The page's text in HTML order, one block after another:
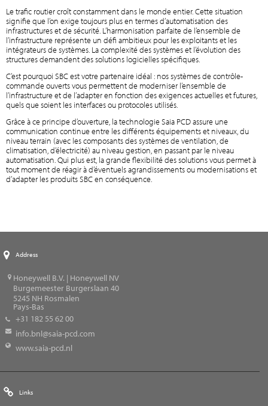
Le trafic routier croît constamment dans le monde entier. Cette situation
signifie que l’on exige toujours plus en termes d’automatisation des
infrastructures et de sécurité. L’harmonisation parfaite de l’ensemble de
l’infrastructure représente un défi ambitieux pour les exploitants et les
intégrateurs de systèmes. La complexité des systèmes et l’évolution des
structures demandent des solutions logicielles spécifiques.
C’est pourquoi SBC est votre partenaire idéal : nos systèmes de contrôle-
commande ouverts vous permettent de moderniser l’ensemble de
l’infrastructure et de l’adapter en fonction des exigences actuelles et futures,
quels que soient les interfaces ou protocoles utilisés.
Grâce à ce principe d’ouverture, la technologie Saia PCD assure une
communication continue entre les différents équipements et niveaux, du
niveau terrain (avec les composants des systèmes de ventilation, de
climatisation, d’électricité) au niveau gestion, en passant par le niveau
automatisation. Qui plus est, la grande flexibilité des solutions vous permet à
tout moment de réagir à d’éventuels agrandissements ou modernisations et
d’adapter les produits SBC en conséquence.
Address
Honeywell B.V. | Honeywell NV
Burgemeester Burgerslaan 40
5245 NH Rosmalen
Pays-Bas
+31 182 55 62 00
info.bnl@saia-pcd.com
www.saia-pcd.nl
Links